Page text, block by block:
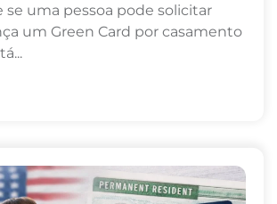
se uma pessoa pode solicitar
um Green Card por casamento